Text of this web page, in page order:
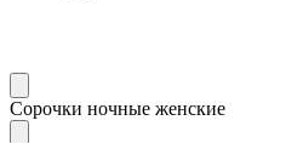
Сорочки ночные женские